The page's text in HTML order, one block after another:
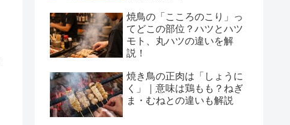
焼鳥の「こころのこり」っ
てどこの部位？ハツとハツ
モト、丸ハツの違いを解
説！
焼き鳥の正肉は「しょうに
く」｜意味は鶏もも？ねぎ
ま・むねとの違いも解説